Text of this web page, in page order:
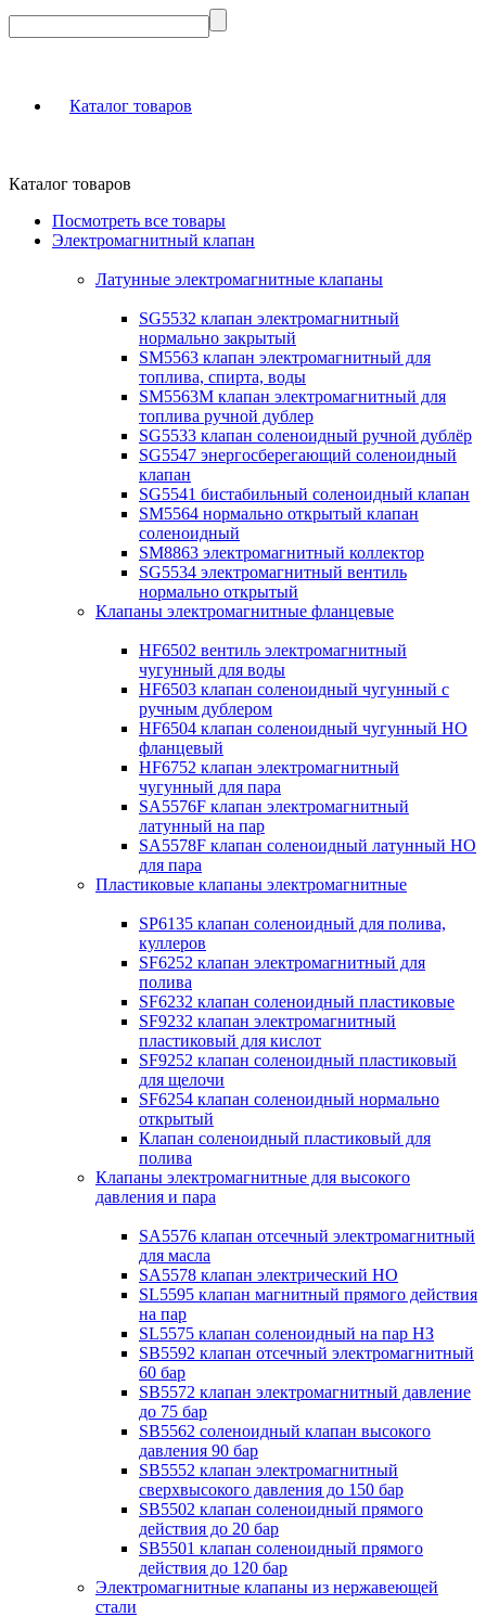
Каталог товаров
Каталог товаров
Посмотреть все товары
Электромагнитный клапан
Латунные электромагнитные клапаны
SG5532 клапан электромагнитный
нормально закрытый
SM5563 клапан электромагнитный для
топлива, спирта, воды
SM5563M клапан электромагнитный для
топлива ручной дублер
SG5533 клапан соленоидный ручной дублёр
SG5547 энергосберегающий соленоидный
клапан
SG5541 бистабильный соленоидный клапан
SM5564 нормально открытый клапан
соленоидный
SM8863 электромагнитный коллектор
SG5534 электромагнитный вентиль
нормально открытый
Клапаны электромагнитные фланцевые
HF6502 вентиль электромагнитный
чугунный для воды
HF6503 клапан соленоидный чугунный с
ручным дублером
HF6504 клапан соленоидный чугунный НО
фланцевый
HF6752 клапан электромагнитный
чугунный для пара
SA5576F клапан электромагнитный
латунный на пар
SA5578F клапан соленоидный латунный НО
для пара
Пластиковые клапаны электромагнитные
SP6135 клапан соленоидный для полива,
куллеров
SF6252 клапан электромагнитный для
полива
SF6232 клапан соленоидный пластиковые
SF9232 клапан электромагнитный
пластиковый для кислот
SF9252 клапан соленоидный пластиковый
для щелочи
SF6254 клапан соленоидный нормально
открытый
Клапан соленоидный пластиковый для
полива
Клапаны электромагнитные для высокого
давления и пара
SA5576 клапан отсечный электромагнитный
для масла
SA5578 клапан электрический НО
SL5595 клапан магнитный прямого действия
на пар
SL5575 клапан соленоидный на пар НЗ
SB5592 клапан отсечный электромагнитный
60 бар
SB5572 клапан электромагнитный давление
до 75 бар
SB5562 соленоидный клапан высокого
давления 90 бар
SB5552 клапан электромагнитный
сверхвысокого давления до 150 бар
SB5502 клапан соленоидный прямого
действия до 20 бар
SB5501 клапан соленоидный прямого
действия до 120 бар
Электромагнитные клапаны из нержавеющей
стали